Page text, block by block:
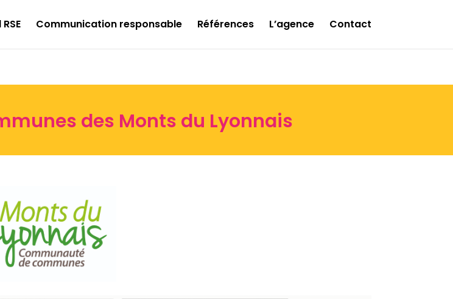
Communication responsable Références L’agence Contact
des Monts du Lyonnais